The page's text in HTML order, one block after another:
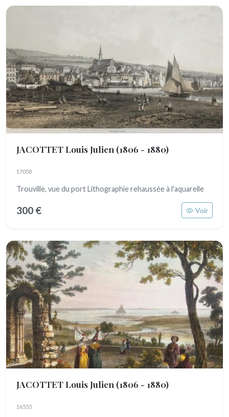
JACOTTET Louis Julien (1806 - 1880)
17058
Trouville, vue du port Lithographie rehaussée à l'aquarelle
300 € Voir
JACOTTET Louis Julien (1806 - 1880)
16553